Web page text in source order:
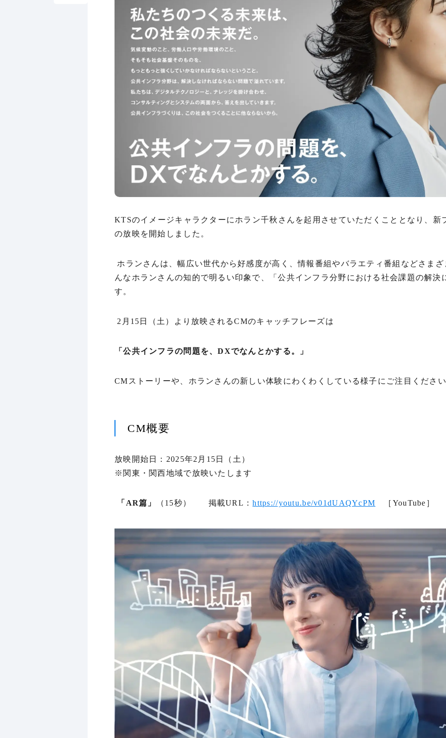
KTSのイメージキャラクターにホラン千秋さんを起用させていただくこととなり、
の放映を開始しました。
ホランさんは、幅広い世代から好感度が高く、情報番組やバラエティ番組などさま
んなホランさんの知的で明るい印象で、「公共インフラ分野における社会課題の解
す。
2月15日（土）より放映されるCMのキャッチフレーズは
「公共インフラの問題を、DXでなんとかする。」
CMストーリーや、ホランさんの新しい体験にわくわくしている様子にご注目くださ
CM概要
放映開始日：2025年2月15日（土）
※関東・関西地域で放映いたします
「AR篇」 （15秒） 掲載URL：https://youtu.be/v01dUAQYcPM ［YouTube］